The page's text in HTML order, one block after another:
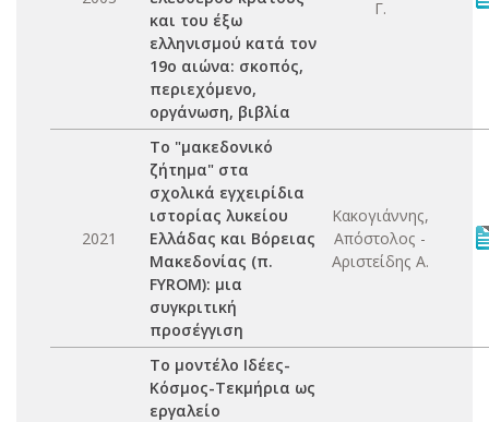
και του έξω
ελληνισμού κατά τον
19ο αιώνα: σκοπός,
περιεχόμενο,
οργάνωση, βιβλία
Γ.
2021
Το "μακεδονικό
ζήτημα" στα
σχολικά εγχειρίδια
ιστορίας λυκείου
Ελλάδας και Βόρειας
Μακεδονίας (π.
FYROM): μια
συγκριτική
προσέγγιση
Κακογιάννης,
Απόστολος -
Αριστείδης Α.
Το μοντέλο Ιδέες-
Κόσμος-Τεκμήρια ως
εργαλείο